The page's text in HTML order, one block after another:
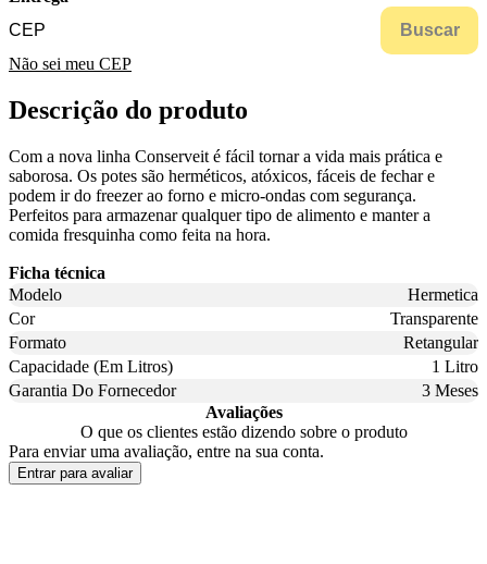
Buscar
Não sei meu CEP
Descrição do produto
Com a nova linha Conserveit é fácil tornar a vida mais prática e
saborosa. Os potes são herméticos, atóxicos, fáceis de fechar e
podem ir do freezer ao forno e micro-ondas com segurança.
Perfeitos para armazenar qualquer tipo de alimento e manter a
comida fresquinha como feita na hora.
Ficha técnica
Modelo
Hermetica
Cor
Transparente
Formato
Retangular
Capacidade (Em Litros)
1 Litro
Garantia Do Fornecedor
3 Meses
Avaliações
O que os clientes estão dizendo sobre o produto
Para enviar uma avaliação, entre na sua conta.
Entrar para avaliar